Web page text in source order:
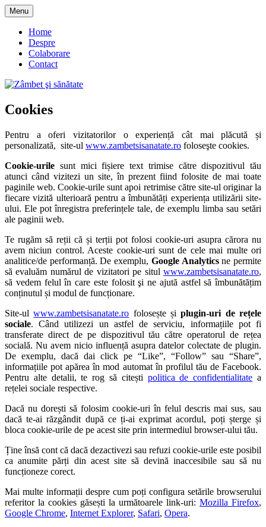
Skip
to
content
Zâmbet şi sănătate
Menu
Home
Despre
Colaborare
Contact
Cookies
Pentru a oferi vizitatorilor o experiență cât mai plăcută și
personalizată, site-ul www.zambetsisanatate.ro foloseşte cookies.
Cookie-urile sunt mici fișiere text trimise către dispozitivul tău
atunci când vizitezi un site, în prezent fiind folosite de mai toate
paginile web. Cookie-urile sunt apoi retrimise către site-ul originar la
fiecare vizită ulterioară pentru a îmbunătăți experiența utilizării site-
ului. Ele pot înregistra preferințele tale, de exemplu limba sau setări
ale paginii web.
Te rugăm să reții că și terții pot folosi cookie-uri asupra cărora nu
avem niciun control. Aceste cookie-uri sunt de cele mai multe ori
analitice/de performanță. De exemplu, Google Analyticsne permite
să evaluăm numărul de vizitatori pe situl www.zambetsisanatate.ro,
să vedem felul în care este folosit şi ne ajută astfel să îmbunătățim
conținutul și modul de funcționare.
Site-ulwww.zambetsisanatate.ro folosește șiplugin-uri de rețele
sociale. Când utilizezi un astfel de serviciu, informațiile pot fi
transferate direct de pe dispozitivul tău către operatorul de rețea
socială. Nu avem nicio influență asupra datelor colectate de plugin.
De exemplu, dacă dai click pe “Like”, “Follow” sau “Share”,
informațiile pot apărea în mod automat în profilul tău de Facebook.
Pentru alte detalii, te rog să citești politica de confidentialitate a
rețelei sociale respective.
Dacă nu dorești să folosim cookie-uri în felul descris mai sus, sau
dacă te-ai răzgândit după ce ți-ai exprimat acordul, poți șterge și
bloca cookie-urile de pe acest site prin intermediul browser-ului tău.
Ține însă cont că dacă dezactivezi sau refuzi cookie-urile este posibil
ca anumite părți din acest site să devină inaccesibile sau să nu
funcționeze corect.
Mai multe informații despre cum poți configura setările browserului
referitor la cookies găsești la următoarele link-uri: Mozilla Firefox,
Google Chrome, Internet Explorer, Safari, Opera.